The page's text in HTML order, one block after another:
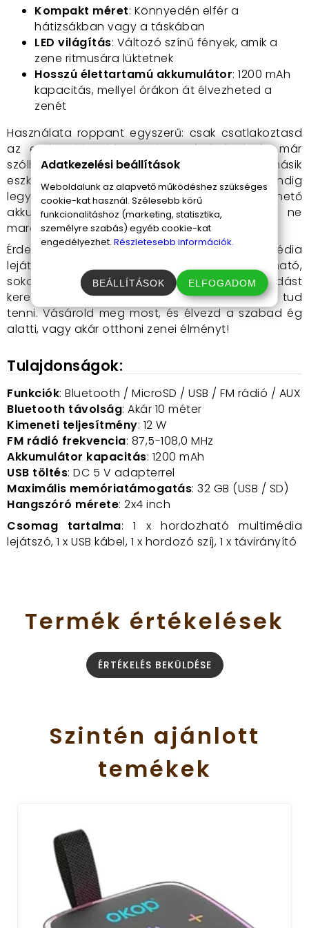
Kompakt méret: Könnyedén elfér a
hátizsákban vagy a táskában
LED világítás: Változó színű fények, amik a
zene ritmusára lüktetnek
Hosszú élettartamú akkumulátor: 1200 mAh
kapacitás, mellyel órákon át élvezheted a
zenét
Használata roppant egyszerű: csak csatlakoztasd
az eszközeidet bluetooth segítségével, és már
szólhat is a zene! Ha pedig épp nincs kéznél másik
eszköz, a beépített FM rádió biztosítja, hogy mindig
legyen mit hallgatni. Az USB-ről tölthető
akkumulátor pedig gondoskodik arról, hogy ne
maradj zene nélkül.
Érdemes ezt a hordozható bluetooth multimédia
lejátszót választani, amennyiben egy megbízható,
sokoldalú és könnyen kezelhető zenei megoldást
keresel, amely minden pillanatot emlékezetessé tud
tenni. Vásárold meg most, és élvezd a szabad ég
alatti, vagy akár otthoni zenei élményt!
Tulajdonságok:
Funkciók: Bluetooth / MicroSD / USB / FM rádió / AUX
Bluetooth távolság: Akár 10 méter
Kimeneti teljesítmény: 12 W
FM rádió frekvencia: 87,5-108,0 MHz
Akkumulátor kapacitás: 1200 mAh
USB töltés: DC 5 V adapterrel
Maximális memóriatámogatás: 32 GB (USB / SD)
Hangszóró mérete: 2x4 inch
Csomag tartalma: 1 x hordozható multimédia
lejátszó, 1 x USB kábel, 1 x hordozó szíj, 1 x távirányító
Termék értékelések
ÉRTÉKELÉS BEKÜLDÉSE
Szintén ajánlott
temékek
Adatkezelési beállítások
Weboldalunk az alapvető működéshez szükséges
cookie-kat használ. Szélesebb körű
funkcionalitáshoz (marketing, statisztika,
személyre szabás) egyéb cookie-kat
engedélyezhet. Részletesebb információk.
BEÁLLÍTÁSOK ELFOGADOM